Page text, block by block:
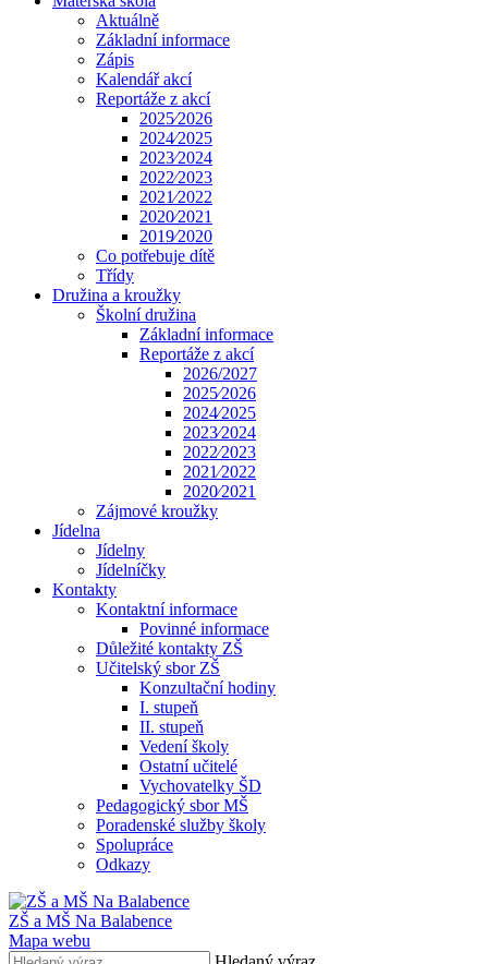
Aktuálně
Základní informace
Zápis
Kalendář akcí
Reportáže z akcí
2025⁄2026
2024⁄2025
2023⁄2024
2022⁄2023
2021⁄2022
2020⁄2021
2019⁄2020
Co potřebuje dítě
Třídy
Družina a kroužky
Školní družina
Základní informace
Reportáže z akcí
2026/2027
2025⁄2026
2024⁄2025
2023⁄2024
2022⁄2023
2021⁄2022
2020⁄2021
Zájmové kroužky
Jídelna
Jídelny
Jídelníčky
Kontakty
Kontaktní informace
Povinné informace
Důležité kontakty ZŠ
Učitelský sbor ZŠ
Konzultační hodiny
I. stupeň
II. stupeň
Vedení školy
Ostatní učitelé
Vychovatelky ŠD
Pedagogický sbor MŠ
Poradenské služby školy
Spolupráce
Odkazy
ZŠ a MŠ Na Balabence
Mapa webu